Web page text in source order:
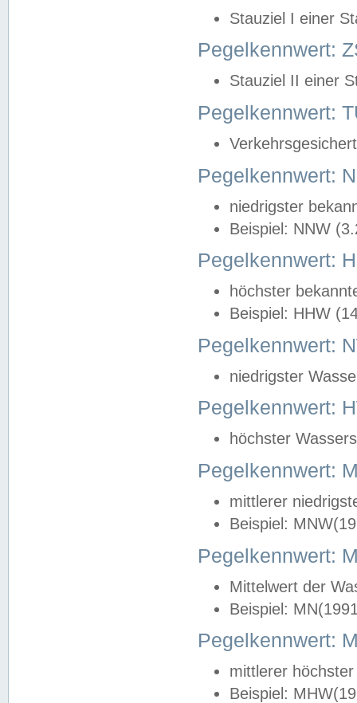
Stauziel I einer
Pegelkennwert:
Stauziel II einer
Pegelkennwert:
Pegelkennwert:
niedrigster
Beispiel: NNW
Pegelkennwert:
höchster
Beispiel: HHW
Pegelkennwert:
niedrigster
Pegelkennwert:
höchster
Pegelkennwert:
mittlerer
Beispiel:
Pegelkennwert:
Mittelwert der
Beispiel:
Pegelkennwert:
mittlerer
Beispiel: